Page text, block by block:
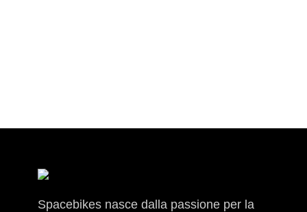
Spacebikes nasce dalla passione per la